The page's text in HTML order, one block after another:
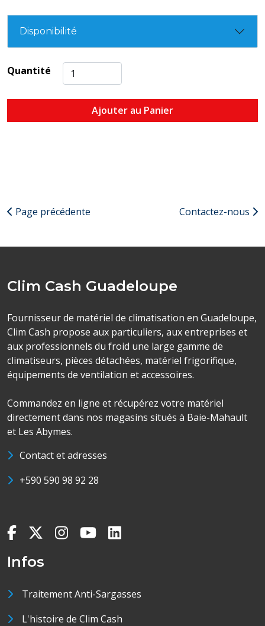
Disponibilité
Quantité
Ajouter au Panier
Page précédente Contactez-nous
Clim Cash Guadeloupe
Fournisseur de matériel de climatisation en Guadeloupe,
Clim Cash propose aux particuliers, aux entreprises et
aux professionnels du froid une large gamme de
climatiseurs, pièces détachées, matériel frigorifique,
équipements de ventilation et accessoires.
Commandez en ligne et récupérez votre matériel
directement dans nos magasins situés à Baie-Mahault
et Les Abymes.
Contact et adresses
+590 590 98 92 28
Infos
Traitement Anti-Sargasses
L'histoire de Clim Cash